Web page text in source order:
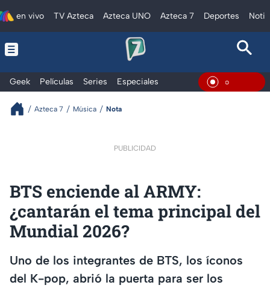
en vivo TV Azteca Azteca UNO Azteca 7 Deportes
Geek Películas Series Especiales En Vivo
Azteca 7 Música Nota
PUBLICIDAD
BTS enciende al ARMY:
¿cantarán el tema principal del
Mundial 2026?
Uno de los integrantes de BTS, los íconos
del K-pop, abrió la puerta para ser los